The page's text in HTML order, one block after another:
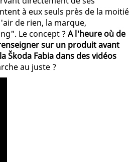
à eux seuls près de la moitié
de rien, la marque,
Le concept ?A l'heure où de
sur un produit avant
Škoda Fabia dans des vidéos
au juste ?